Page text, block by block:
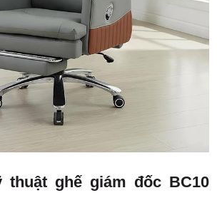
thuật ghế giám đốc BC10